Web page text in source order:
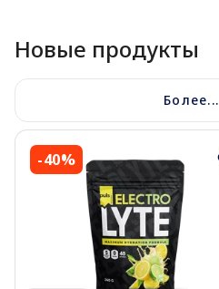
Новые продукты
Более...
-40%